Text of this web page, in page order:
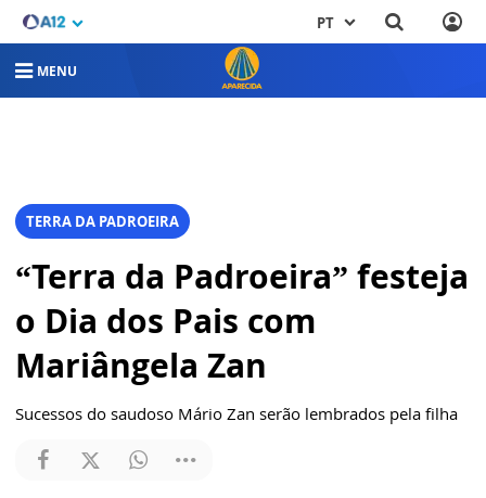
PT
MENU
TERRA DA PADROEIRA
“Terra da Padroeira” festeja
o Dia dos Pais com
Mariângela Zan
Sucessos do saudoso Mário Zan serão lembrados pela filha